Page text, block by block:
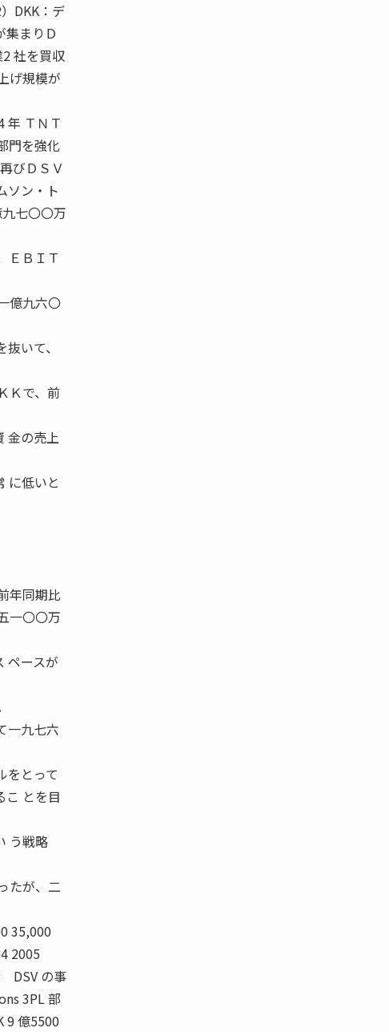
DKK：デ
集まりＤ
社を買収
げ規模が
年 ＴＮＴ
門を強化
びＤＳＶ
ソン・ト
七〇〇万
ＥＢＩＴ
億九六〇
いて、
Ｋで、前
金の売上
に低いと
年同期比
一〇〇万
ペースが
一九七六
をとって
こ とを目
う戦略
たが、二
35,000
2005
DSV の事
3PL 部
9 億5500